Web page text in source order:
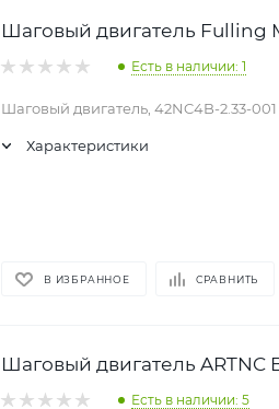
Шаговый двигатель Fulling
Есть в наличии: 1
Шаговый двигатель, 42NC4B-2.33-001
Характеристики
В ИЗБРАННОЕ СРАВНИТЬ
Шаговый двигатель ARTNC
Есть в наличии: 5